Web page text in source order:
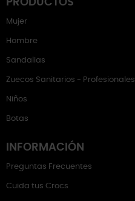
PRODUCTOS
Mujer
Hombre
Sandalias
Zuecos Sanitarios - Profesionales
Niños
Botas
INFORMACIÓN
Preguntas Frecuentes
Cuida tus Crocs